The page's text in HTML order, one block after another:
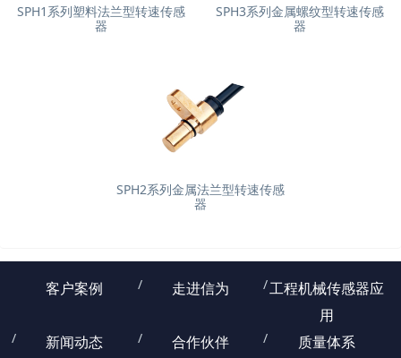
SPH1系列塑料法兰型转速传感
器
SPH3系列金属螺纹型转速传感
器
SPH2系列金属法兰型转速传感
器
客户案例 走进信为
工程机械传感器应
用
新闻动态
合作伙伴
质量体系